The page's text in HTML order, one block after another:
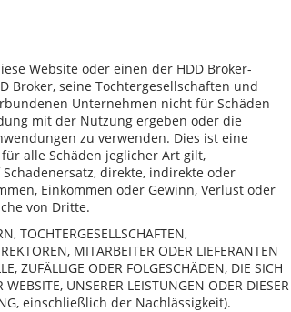
Website oder einen der HDD Broker-
Broker, seine Tochtergesellschaften und
Unternehmen nicht für Schäden
mit der Nutzung ergeben oder die
zu verwenden. Dies ist eine
alle Schäden jeglicher Art gilt,
direkte, indirekte oder
Einkommen oder Gewinn, Verlust oder
von Dritte.
TOCHTERGESELLSCHAFTEN,
MITARBEITER ODER LIEFERANTEN
ZUFÄLLIGE ODER FOLGESCHÄDEN, DIE SICH
UNSERER LEISTUNGEN ODER DIESER
einschließlich der Nachlässigkeit).